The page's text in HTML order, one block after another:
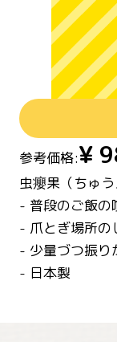
参考価格:¥
虫癭果（ちゅ
- 普段のご飯の
- 爪とぎ場所の
- 少量づつ振り
- 日本製